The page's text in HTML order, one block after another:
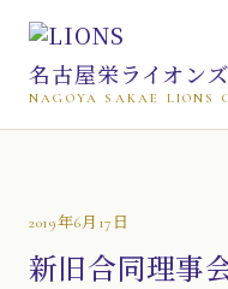
名古屋栄ライオン
NAGOYA SAKAE LIONS
2019年6月17日
新旧合同理事